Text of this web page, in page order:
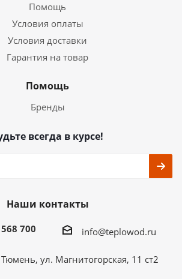
Помощь
Условия оплаты
Условия доставки
Гарантия на товар
Помощь
Бренды
всегда в курсе!
Наши контакты
700 info@teplowod.ru
ул. Магнитогорская, 11 ст2